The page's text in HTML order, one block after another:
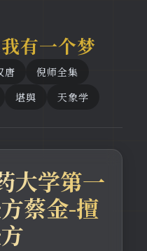
我有一个梦
唐
倪师全集
堪舆 天象学
大学第一
蔡金-擅